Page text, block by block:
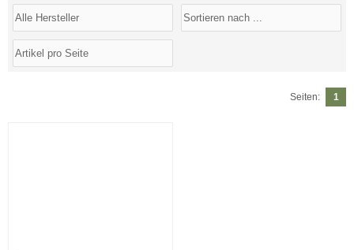
Seiten: 1